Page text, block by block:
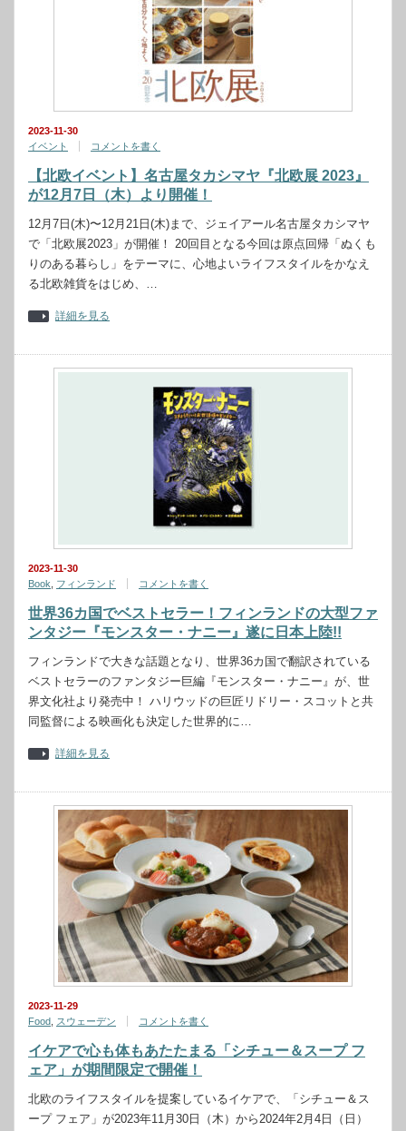
2023-11-30
イベント
コメントを書く
【北欧イベント】名古屋タカシマヤ『北欧展 2023』
が12月7日（木）より開催！
12月7日(木)〜12月21日(木)まで、ジェイアール名古屋タカシマヤ
で「北欧展2023」が開催！ 20回目となる今回は原点回帰「ぬくも
りのある暮らし」をテーマに、心地よいライフスタイルをかなえ
る北欧雑貨をはじめ、…
詳細を見る
2023-11-30
Book
フィンランド コメントを書く
世界36カ国でベストセラー！フィンランドの大型ファ
ンタジー『モンスター・ナニー』遂に日本上陸!!
フィンランドで大きな話題となり、世界36カ国で翻訳されている
ベストセラーのファンタジー巨編『モンスター・ナニー』が、世
界文化社より発売中！ ハリウッドの巨匠リドリー・スコットと共
同監督による映画化も決定した世界的に…
詳細を見る
2023-11-29
Food スウェーデン コメントを書く
イケアで心も体もあたたまる「シチュー＆スープ フ
ェア」が期間限定で開催！
北欧のライフスタイルを提案しているイケアで、「シチュー＆ス
ープ フェア」が2023年11月30日（木）から2024年2月4日（日）